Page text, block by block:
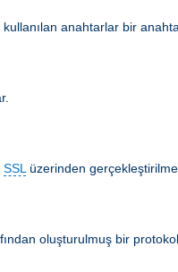
anahtarlar bir
SSL üzerinden
oluşturulmuş bir